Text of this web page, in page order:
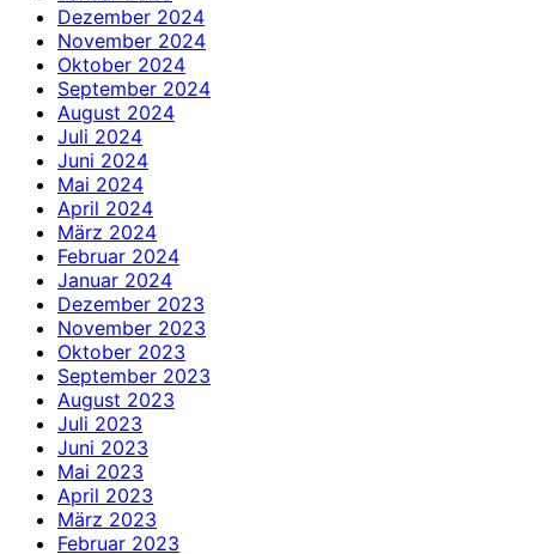
Dezember 2024
November 2024
Oktober 2024
September 2024
August 2024
Juli 2024
Juni 2024
Mai 2024
April 2024
März 2024
Februar 2024
Januar 2024
Dezember 2023
November 2023
Oktober 2023
September 2023
August 2023
Juli 2023
Juni 2023
Mai 2023
April 2023
März 2023
Februar 2023